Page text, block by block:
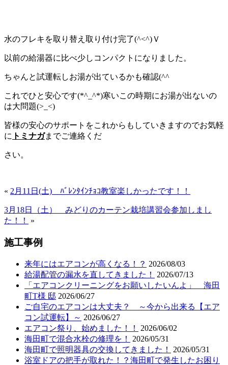
水のフレキを取り替え取り付け完了(^<^)Ｖ
以前の給湯器に比べ少しコンパクトになりました。
ちゃんと試運転しお湯が出ているかも確認(^^ゞ
これでひと安心です(*^_^*)寒いこの時期にお湯が出ないの
は大問題(>_<)
皆様の安心のサポートをこれからもしていきますのでお気軽
に トミナガまでご連絡くだ
さい。
« 2月11日(土) ﾊﾞﾚﾝﾀｲﾝﾁｮｺ教室楽しかったです！！
3月18日（土） みどりのカーテン栽培講習会参加しまし
た！！
»
施工事例
来年にはエアコンが高くなる！？ 2026/08/03
給湯配管の漏水を直してきました！
2026/07/13
「エアコンクリーニングをお願いしたいんよ」 海田
町T様 邸 2026/06/27
ご自宅のエアコンは大丈夫？ ～今から出来る【エア
コン試運転】～ 2026/06/27
エアコン祭り、始めました！！
2026/06/02
海田町で混合水栓の修理を！
2026/05/31
海田町で照明器具の交換してきました！
2026/05/31
浴室ドアの把手が取れた！？海田町で発生したお困り